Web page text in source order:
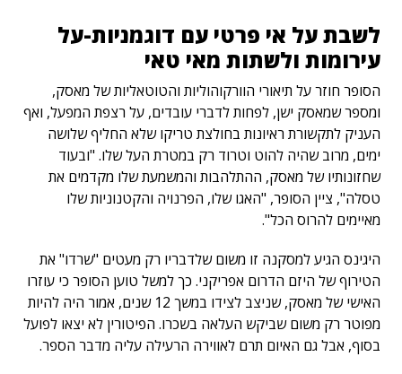
לשבת על אי פרטי עם דוגמניות-על
עירומות ולשתות מאי טאי
הסופר חוזר על תיאורי הוורקוהוליות והטוטאליות של מאסק,
ומספר שמאסק ישן, לפחות לדברי עובדים, על רצפת המפעל, ואף
העניק לתקשורת ראיונות בחולצת טריקו שלא החליף שלושה
ימים, מרוב שהיה להוט וטרוד רק במטרת העל שלו. "ובעוד
שחזונותיו של מאסק, ההתלהבות והמשמעת שלו מקדמים את
טסלה", ציין הסופר, "האגו שלו, הפרנויה והקטנוניות שלו
מאיימים להרוס הכל".
היגינס הגיע למסקנה זו משום שלדבריו רק מעטים "שרדו" את
הטירוף של היזם הדרום אפריקני. כך למשל טוען הסופר כי עוזרו
האישי של מאסק, שניצב לצידו במשך 12 שנים, אמור היה להיות
מפוטר רק משום שביקש העלאה בשכרו. הפיטורין לא יצאו לפועל
בסוף, אבל גם האיום תרם לאווירה הרעילה עליה מדבר הספר.